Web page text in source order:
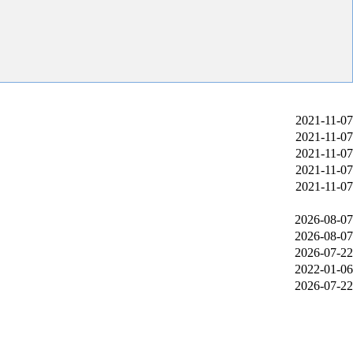
2021-11-07
2021-11-07
2021-11-07
2021-11-07
2021-11-07
2026-08-07
2026-08-07
2026-07-22
2022-01-06
2026-07-22